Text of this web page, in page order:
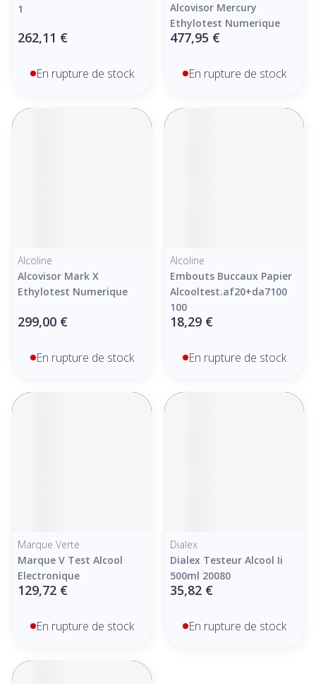
1
262,11 €
En rupture de stock
Alcovisor Mercury
Ethylotest Numerique
477,95 €
En rupture de stock
Alcoline
Alcovisor Mark X
Ethylotest Numerique
299,00 €
En rupture de stock
Alcoline
Embouts Buccaux Papier
Alcooltest.af20+da7100
100
18,29 €
En rupture de stock
Marque Verte
Marque V Test Alcool
Electronique
129,72 €
En rupture de stock
Dialex
Dialex Testeur Alcool Ii
500ml 20080
35,82 €
En rupture de stock